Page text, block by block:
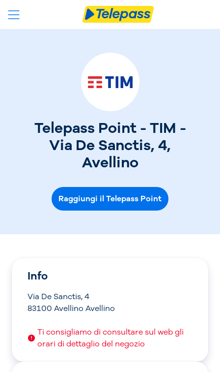
Telepass Point - TIM -
Via De Sanctis, 4,
Avellino
Raggiungi il Telepass Point
Info
Via De Sanctis, 4
83100 Avellino Avellino
Ti consigliamo di consultare sul web gli
orari di dettaglio del negozio